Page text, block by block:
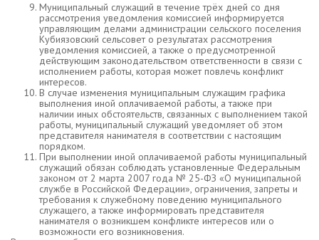
Муниципальный служащий в течение трёх дней со дня
рассмотрения уведомления комиссией информируется
управляющим делами администрации сельского поселения
Кубиязовский сельсовет о результатах рассмотрения
уведомления комиссией, а также о предусмотренной
действующим законодательством ответственности в связи с
исполнением работы, которая может повлечь конфликт
интересов.
В случае изменения муниципальным служащим графика
выполнения иной оплачиваемой работы, а также при
наличии иных обстоятельств, связанных с выполнением такой
работы, муниципальный служащий уведомляет об этом
представителя нанимателя в соответствии с настоящим
порядком.
При выполнении иной оплачиваемой работы муниципальный
служащий обязан соблюдать установленные Федеральным
законом от 2 марта 2007 года № 25-ФЗ «О муниципальной
службе в Российской Федерации», ограничения, запреты и
требования к служебному поведению муниципального
служащего, а также информировать представителя
нанимателя о возникшем конфликте интересов или о
возможности его возникновения.